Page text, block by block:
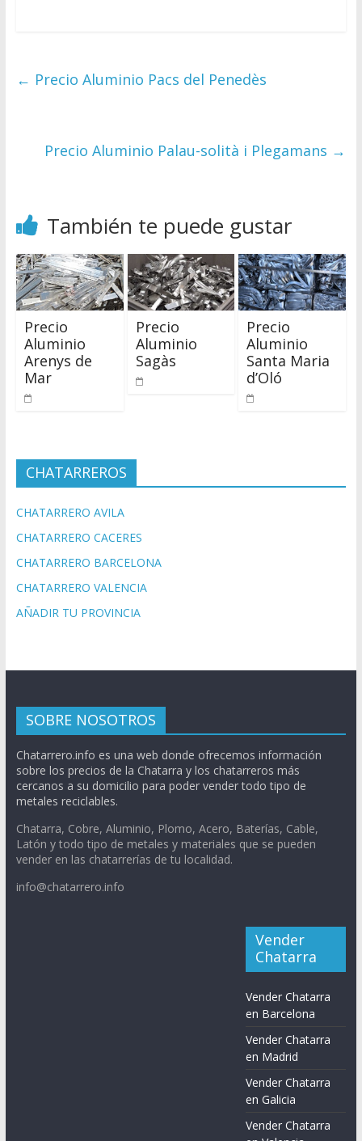
← Precio Aluminio Pacs del Penedès
Precio Aluminio Palau-solità i Plegamans →
También te puede gustar
Precio
Aluminio
Arenys de
Mar
Precio
Aluminio
Sagàs
Precio
Aluminio
Santa Maria
d’Oló
CHATARREROS
CHATARRERO AVILA
CHATARRERO CACERES
CHATARRERO BARCELONA
CHATARRERO VALENCIA
AÑADIR TU PROVINCIA
SOBRE NOSOTROS
Chatarrero.info es una web donde ofrecemos información
sobre los precios de la Chatarra y los chatarreros más
cercanos a su domicilio para poder vender todo tipo de
metales reciclables.
Chatarra, Cobre, Aluminio, Plomo, Acero, Baterías, Cable,
Latón y todo tipo de metales y materiales que se pueden
vender en las chatarrerías de tu localidad.
info@chatarrero.info
Vender
Chatarra
Vender Chatarra
en Barcelona
Vender Chatarra
en Madrid
Vender Chatarra
en Galicia
Vender Chatarra